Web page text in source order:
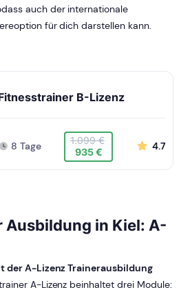
auch der internationale
für dich darstellen kann.
B-Lizenz
8 Tage
1.099 €
935 €
4.7
Ausbildung in Kiel: A-
der A-Lizenz Trainerausbildung
A-Lizenz beinhaltet drei Module: